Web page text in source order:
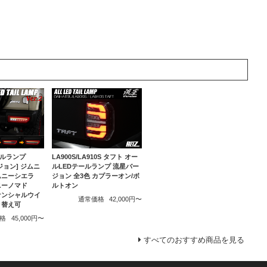
ランプ
ョン] ジムニ
ーシエラ
ノマド
シャルウイ
替え可
45,000円〜
LA900S/LA910S タフト オー
ルLEDテールランプ 流星バー
ジョン 全3色 カプラーオン/ボ
ルトオン
通常価格
42,000円〜
すべてのおすすめ商品を見る